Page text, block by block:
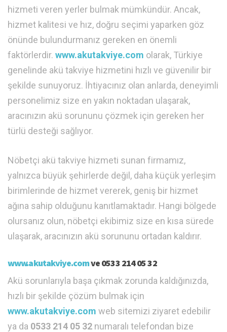
hizmeti veren yerler bulmak mümkündür. Ancak,
hizmet kalitesi ve hız, doğru seçimi yaparken göz
önünde bulundurmanız gereken en önemli
faktörlerdir. www.akutakviye.com olarak, Türkiye
genelinde akü takviye hizmetini hızlı ve güvenilir bir
şekilde sunuyoruz. İhtiyacınız olan anlarda, deneyimli
personelimiz size en yakın noktadan ulaşarak,
aracınızın akü sorununu çözmek için gereken her
türlü desteği sağlıyor.
Nöbetçi akü takviye hizmeti sunan firmamız,
yalnızca büyük şehirlerde değil, daha küçük yerleşim
birimlerinde de hizmet vererek, geniş bir hizmet
ağına sahip olduğunu kanıtlamaktadır. Hangi bölgede
olursanız olun, nöbetçi ekibimiz size en kısa sürede
ulaşarak, aracınızın akü sorununu ortadan kaldırır.
www.akutakviye.comve 0533 214 05 32
Akü sorunlarıyla başa çıkmak zorunda kaldığınızda,
hızlı bir şekilde çözüm bulmak için
www.akutakviye.com web sitemizi ziyaret edebilir
ya da 0533 214 05 32 numaralı telefondan bize